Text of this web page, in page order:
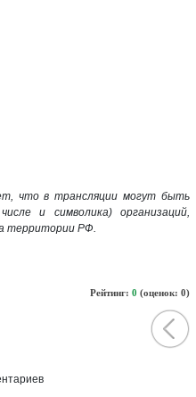
что в трансляции могут быть
и символика) организаций,
территории РФ.
Рейтинг: 0 (оценок: 0)